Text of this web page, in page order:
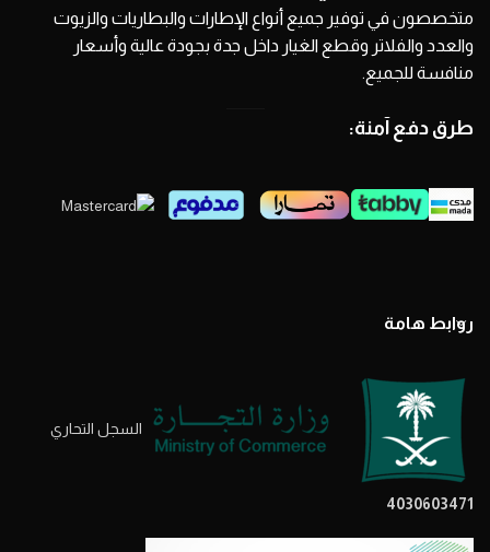
متخصصون في توفير جميع أنواع الإطارات والبطاريات والزيوت
والعدد والفلاتر وقطع الغيار داخل جدة بجودة عالية وأسعار
منافسة للجميع.
طرق دفع آمنة:
روابط هامة
السجل التحاري
4030603471